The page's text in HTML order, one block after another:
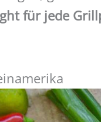
für jede